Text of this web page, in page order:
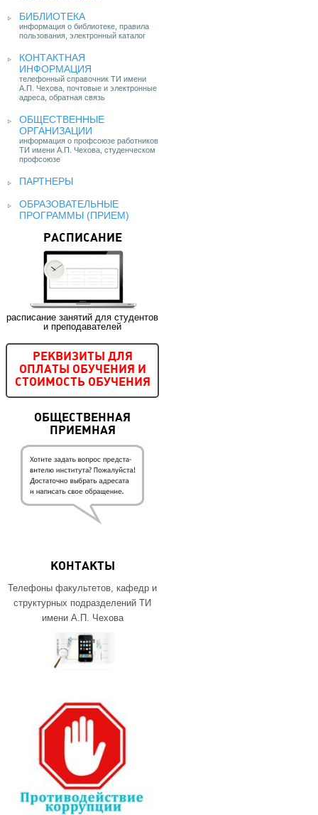
БИБЛИОТЕКА
информация о библиотеке, правила
пользования, электронный каталог
КОНТАКТНАЯ
ИНФОРМАЦИЯ
телефонный справочник ТИ имени
А.П. Чехова, почтовые и электронные
адреса, обратная связь
ОБЩЕСТВЕННЫЕ
ОРГАНИЗАЦИИ
информация о профсоюзе работников
ТИ имени А.П. Чехова, студенческом
профсоюзе
ПАРТНЕРЫ
ОБРАЗОВАТЕЛЬНЫЕ
ПРОГРАММЫ (ПРИЕМ)
РАСПИСАНИЕ
расписание занятий для студентов
и преподавателей
РЕКВИЗИТЫ ДЛЯ
ОПЛАТЫ ОБУЧЕНИЯ И
СТОИМОСТЬ ОБУЧЕНИЯ
ОБЩЕСТВЕННАЯ
ПРИЕМНАЯ
КОНТАКТЫ
Телефоны факультетов, кафедр и
структурных подразделений ТИ
имени А.П. Чехова